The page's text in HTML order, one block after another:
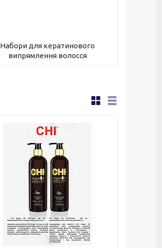
Набори для кератинового
випрямлення волосся